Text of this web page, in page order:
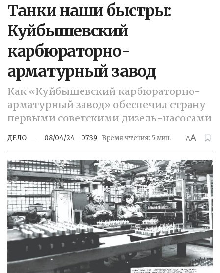
Танки наши быстры:
Куйбышевский
карбюраторно-
арматурный завод
Как «Куйбышевский карбюраторно-
арматурный завод» обеспечил страну
первыми советскими дизель-насосами
ДЕЛО 08/04/24 - 07:39 Время чтения: 5 мин. AA